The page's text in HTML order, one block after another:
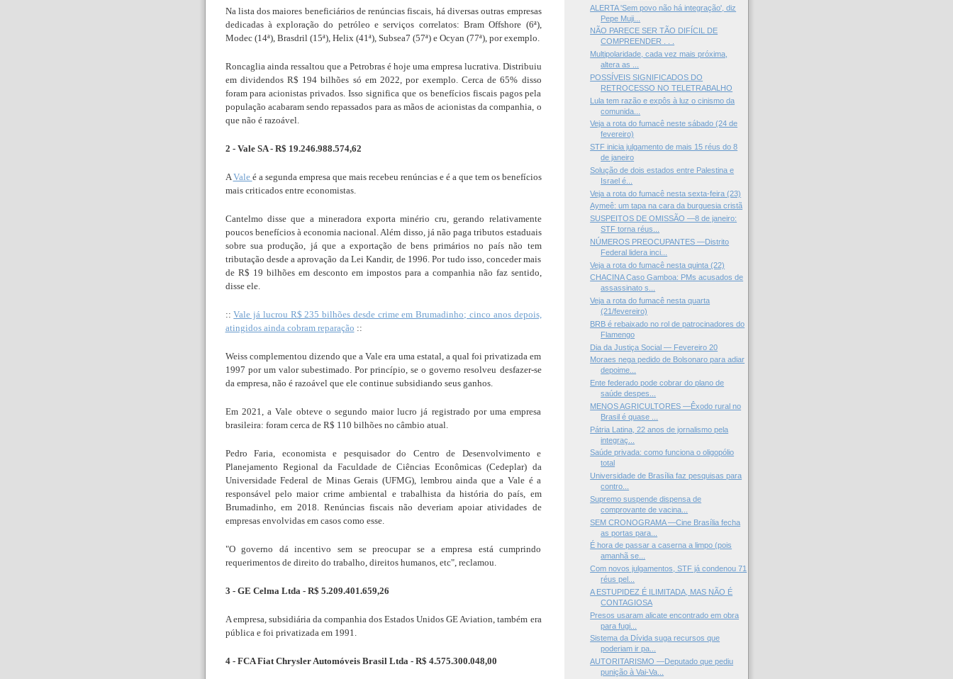
Na lista dos maiores beneficiários de renúncias fiscais, há diversas outras empresas
dedicadas à exploração do petróleo e serviços correlatos: Bram Offshore (6ª),
Modec (14ª), Brasdril (15ª), Helix (41ª), Subsea7 (57ª) e Ocyan (77ª), por exemplo.
Roncaglia ainda ressaltou que a Petrobras é hoje uma empresa lucrativa. Distribuiu
em dividendos R$ 194 bilhões só em 2022, por exemplo. Cerca de 65% disso
foram para acionistas privados. Isso significa que os benefícios fiscais pagos pela
população acabaram sendo repassados para as mãos de acionistas da companhia, o
que não é razoável.
2 - Vale SA - R$ 19.246.988.574,62
A Vale é a segunda empresa que mais recebeu renúncias e é a que tem os benefícios
mais criticados entre economistas.
Cantelmo disse que a mineradora exporta minério cru, gerando relativamente
poucos benefícios à economia nacional. Além disso, já não paga tributos estaduais
sobre sua produção, já que a exportação de bens primários no país não tem
tributação desde a aprovação da Lei Kandir, de 1996. Por tudo isso, conceder mais
de R$ 19 bilhões em desconto em impostos para a companhia não faz sentido,
disse ele.
::Vale já lucrou R$ 235 bilhões desde crime em Brumadinho; cinco anos depois,
atingidos ainda cobram reparação ::
Weiss complementou dizendo que a Vale era uma estatal, a qual foi privatizada em
1997 por um valor subestimado. Por princípio, se o governo resolveu desfazer-se
da empresa, não é razoável que ele continue subsidiando seus ganhos.
Em 2021, a Vale obteve o segundo maior lucro já registrado por uma empresa
brasileira: foram cerca de R$ 110 bilhões no câmbio atual.
Pedro Faria, economista e pesquisador do Centro de Desenvolvimento e
Planejamento Regional da Faculdade de Ciências Econômicas (Cedeplar) da
Universidade Federal de Minas Gerais (UFMG), lembrou ainda que a Vale é a
responsável pelo maior crime ambiental e trabalhista da história do país, em
Brumadinho, em 2018. Renúncias fiscais não deveriam apoiar atividades de
empresas envolvidas em casos como esse.
"O governo dá incentivo sem se preocupar se a empresa está cumprindo
requerimentos de direito do trabalho, direitos humanos, etc", reclamou.
3 - GE Celma Ltda - R$ 5.209.401.659,26
A empresa, subsidiária da companhia dos Estados Unidos GE Aviation, também era
pública e foi privatizada em 1991.
4 - FCA Fiat Chrysler Automóveis Brasil Ltda - R$ 4.575.300.048,00
ALERTA 'Sem povo não há integração', diz
Pepe Muji...
NÃO PARECE SER TÃO DIFÍCIL DE
COMPREENDER . . .
Multipolaridade, cada vez mais próxima,
altera as ...
POSSÍVEIS SIGNIFICADOS DO
RETROCESSO NO TELETRABALHO
Lula tem razão e expôs à luz o cinismo da
comunida...
Veja a rota do fumacê neste sábado (24 de
fevereiro)
STF inicia julgamento de mais 15 réus do 8
de janeiro
Solução de dois estados entre Palestina e
Israel é...
Veja a rota do fumacê nesta sexta-feira (23)
Aymeê: um tapa na cara da burguesia cristã
SUSPEITOS DE OMISSÃO —8 de janeiro:
STF torna réus...
NÚMEROS PREOCUPANTES —Distrito
Federal lidera inci...
Veja a rota do fumacê nesta quinta (22)
CHACINA Caso Gamboa: PMs acusados de
assassinato s...
Veja a rota do fumacê nesta quarta
(21/fevereiro)
BRB é rebaixado no rol de patrocinadores do
Flamengo
Dia da Justiça Social — Fevereiro 20
Moraes nega pedido de Bolsonaro para adiar
depoime...
Ente federado pode cobrar do plano de
saúde despes...
MENOS AGRICULTORES —Êxodo rural no
Brasil é quase ...
Pátria Latina, 22 anos de jornalismo pela
integraç...
Saúde privada: como funciona o oligopólio
total
Universidade de Brasília faz pesquisas para
contro...
Supremo suspende dispensa de
comprovante de vacina...
SEM CRONOGRAMA —Cine Brasília fecha
as portas para...
É hora de passar a caserna a limpo (pois
amanhã se...
Com novos julgamentos, STF já condenou 71
réus pel...
A ESTUPIDEZ É ILIMITADA, MAS NÃO É
CONTAGIOSA
Presos usaram alicate encontrado em obra
para fugi...
Sistema da Dívida suga recursos que
poderiam ir pa...
AUTORITARISMO —Deputado que pediu
punição à Vai-Va...